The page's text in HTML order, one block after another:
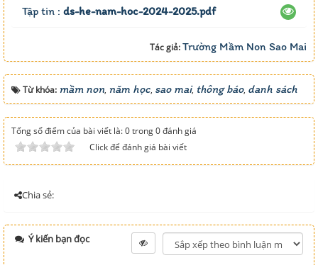
Tập tin : ds-he-nam-hoc-2024-2025.pdf
Tác giả:Trường Mầm Non Sao Mai
Từ khóa: mầm non, năm học, sao mai, thông báo, danh sách
Tổng số điểm của bài viết là: 0 trong 0 đánh giá
Click để đánh giá bài viết
Chia sẻ:
Ý kiến bạn đọc